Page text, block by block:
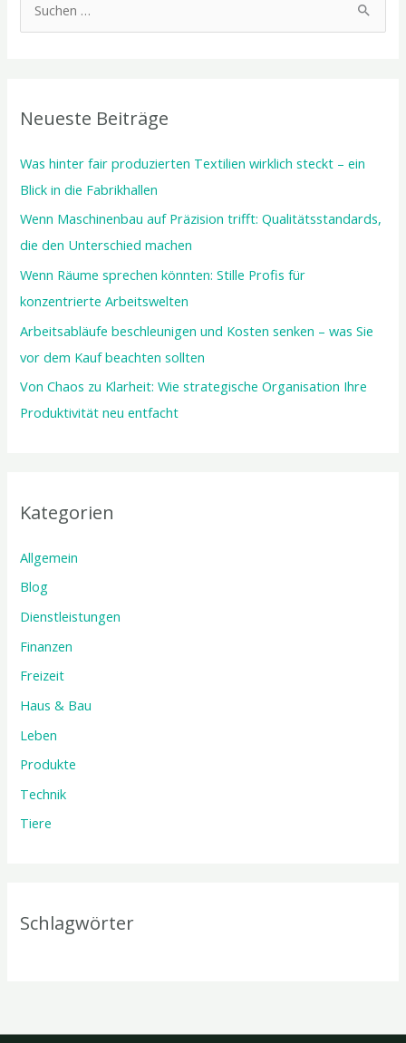
u
e
n
a
c
h
:
Neueste Beiträge
Was hinter fair produzierten Textilien wirklich steckt – ein
Blick in die Fabrikhallen
Wenn Maschinenbau auf Präzision trifft: Qualitätsstandards,
die den Unterschied machen
Wenn Räume sprechen könnten: Stille Profis für
konzentrierte Arbeitswelten
Arbeitsabläufe beschleunigen und Kosten senken – was Sie
vor dem Kauf beachten sollten
Von Chaos zu Klarheit: Wie strategische Organisation Ihre
Produktivität neu entfacht
Kategorien
Allgemein
Blog
Dienstleistungen
Finanzen
Freizeit
Haus & Bau
Leben
Produkte
Technik
Tiere
Schlagwörter